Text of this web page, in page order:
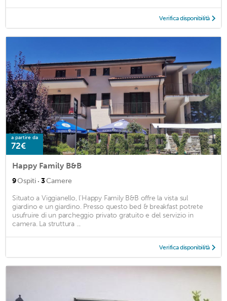
Verifica disponibilità
a partire da
72€
Happy Family B&B
9Ospiti · 3Camere
Situato a Viggianello, l'Happy Family B&B offre la vista sul
giardino e un giardino. Presso questo bed & breakfast potrete
usufruire di un parcheggio privato gratuito e del servizio in
camera. La struttura ...
Verifica disponibilità